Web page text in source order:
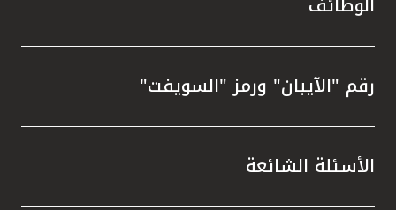
رقم "الآيبان" ورمز "السويفت"
الأسئلة الشائعة